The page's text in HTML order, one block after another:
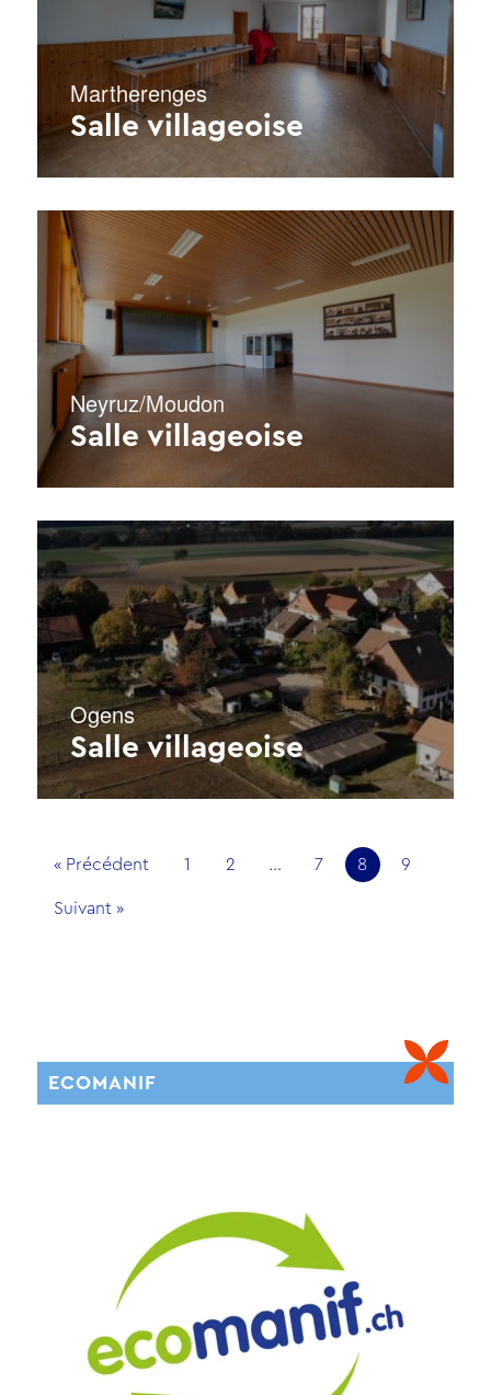
Martherenges
Salle villageoise
Neyruz/Moudon
Salle villageoise
Ogens
Salle villageoise
« Précédent 1 2 … 7 8 9
Suivant »
ECOMANIF